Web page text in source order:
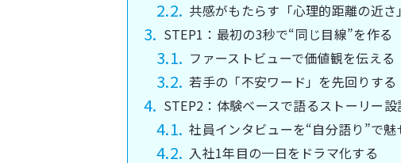
共感がもたらす「心理的距離の近さ」
STEP1：最初の3秒で“同じ目線”を作る
ファーストビューで価値観を伝える
若手の「不安ワード」を先回りする
STEP2：体験ベースで語るストーリー設
社員インタビューを“自分語り”で魅
入社1年目の一日をドラマ化する